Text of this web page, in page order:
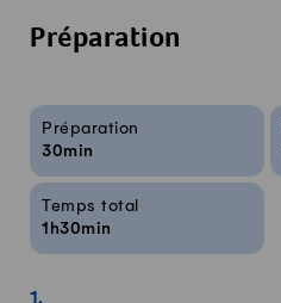
Préparation
Infos sur la recette
Préparation
30min
Temps total
1h30min